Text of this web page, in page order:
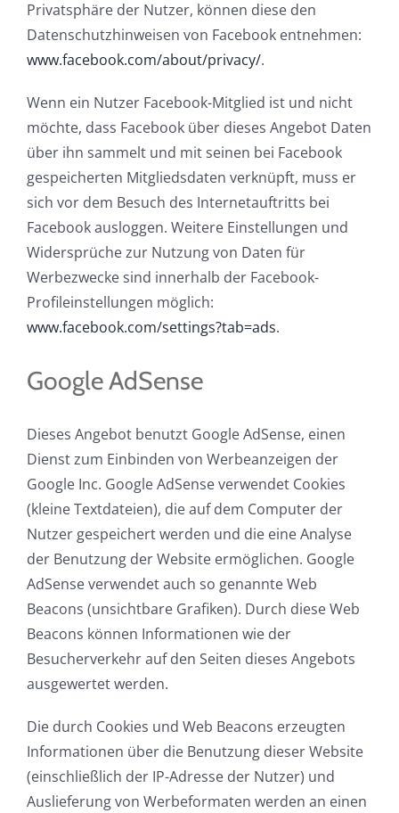
Privatsphäre der Nutzer, können diese den
Datenschutzhinweisen von Facebook entnehmen:
www.facebook.com/about/privacy/.
Wenn ein Nutzer Facebook-Mitglied ist und nicht
möchte, dass Facebook über dieses Angebot Daten
über ihn sammelt und mit seinen bei Facebook
gespeicherten Mitgliedsdaten verknüpft, muss er
sich vor dem Besuch des Internetauftritts bei
Facebook ausloggen. Weitere Einstellungen und
Widersprüche zur Nutzung von Daten für
Werbezwecke sind innerhalb der Facebook-
Profileinstellungen möglich:
www.facebook.com/settings?tab=ads.
Google AdSense
Dieses Angebot benutzt Google AdSense, einen
Dienst zum Einbinden von Werbeanzeigen der
Google Inc. Google AdSense verwendet Cookies
(kleine Textdateien), die auf dem Computer der
Nutzer gespeichert werden und die eine Analyse
der Benutzung der Website ermöglichen. Google
AdSense verwendet auch so genannte Web
Beacons (unsichtbare Grafiken). Durch diese Web
Beacons können Informationen wie der
Besucherverkehr auf den Seiten dieses Angebots
ausgewertet werden.
Die durch Cookies und Web Beacons erzeugten
Informationen über die Benutzung dieser Website
(einschließlich der IP-Adresse der Nutzer) und
Auslieferung von Werbeformaten werden an einen